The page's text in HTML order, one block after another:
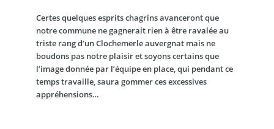
Certes quelques esprits chagrins avanceront que
notre commune ne gagnerait rien à être ravalée au
triste rang d’un Clochemerle auvergnat mais ne
boudons pas notre plaisir et soyons certains que
l’image donnée par l’équipe en place, qui pendant ce
temps travaille, saura gommer ces excessives
appréhensions…